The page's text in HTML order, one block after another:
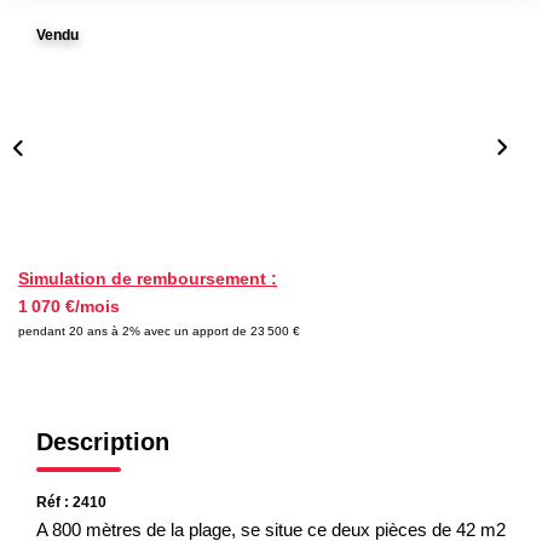
Notre Équipe
Vendu
Simulation de remboursement :
1 070 €/mois
pendant 20 ans à 2% avec un apport de 23 500 €
Description
Réf : 2410
A 800 mètres de la plage, se situe ce deux pièces de 42 m2